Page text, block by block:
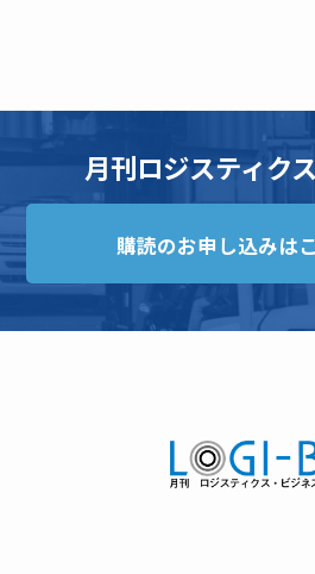
月刊ロジスティク
購読のお申し込みは